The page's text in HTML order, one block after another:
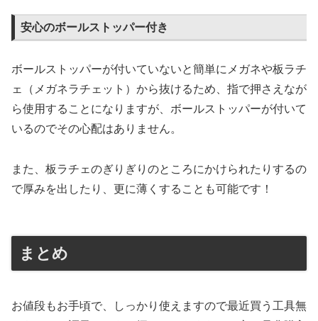
安心のボールストッパー付き
ボールストッパーが付いていないと簡単にメガネや板ラチ
ェ（メガネラチェット）から抜けるため、指で押さえなが
ら使用することになりますが、ボールストッパーが付いて
いるのでその心配はありません。
また、板ラチェのぎりぎりのところにかけられたりするの
で厚みを出したり、更に薄くすることも可能です！
まとめ
お値段もお手頃で、しっかり使えますので最近買う工具無